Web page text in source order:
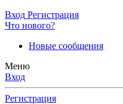
Вход Регистрация
Что нового?
Новые сообщения
Меню
Вход
Регистрация